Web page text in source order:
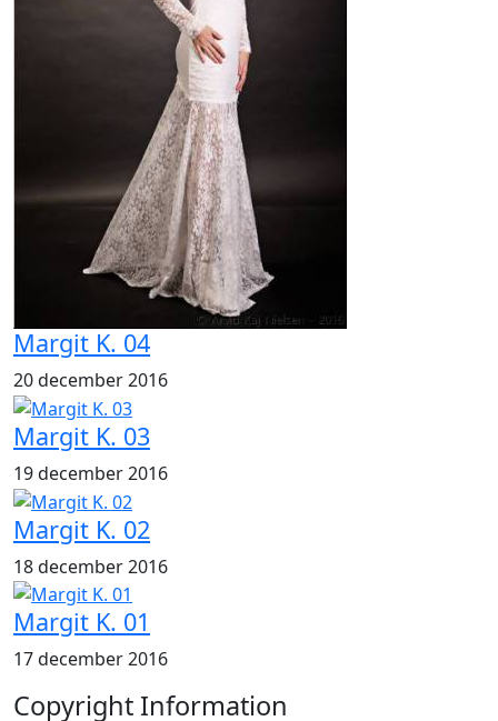
Margit K. 04
20 december 2016
Margit K. 03
19 december 2016
Margit K. 02
18 december 2016
Margit K. 01
17 december 2016
Copyright Information